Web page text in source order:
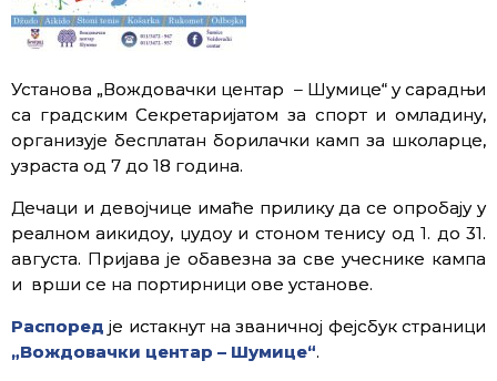
Установа „Вождовачки центар – Шумице“ у сарадњи
са градским Секретаријатом за спорт и омладину,
организује бесплатан борилачки камп за школарце,
узраста од 7 до 18 година.
Дечаци и девојчице имаће прилику да се опробају у
реалном аикидоу, џудоу и стоном тенису од 1. до 31.
августа. Пријава је обавезна за све учеснике кампа
и врши се на портирници ове установе.
Распоред је истакнут на званичној фејсбук страници
„Вождовачки центар – Шумице“.